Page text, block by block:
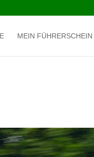
MEIN FÜHRERSCHEIN